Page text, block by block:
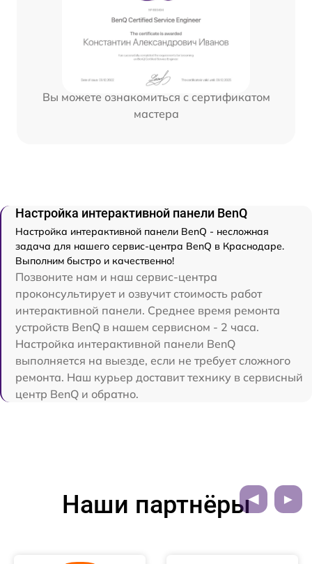
Вы можете ознакомиться с сертификатом
мастера
Настройка интерактивной панели BenQ
Настройка интерактивной панели BenQ - несложная
задача для нашего сервис-центра BenQ в Краснодаре.
Выполним быстро и качественно!
Позвоните нам и наш сервис-центра
проконсультирует и озвучит стоимость работ
интерактивной панели. Среднее время ремонта
устройств BenQ в нашем сервисном - 2 часа.
Настройка интерактивной панели BenQ
выполняется на выезде, если не требует сложного
ремонта. Наш курьер доставит технику в сервисный
центр BenQ и обратно.
Наши партнёры